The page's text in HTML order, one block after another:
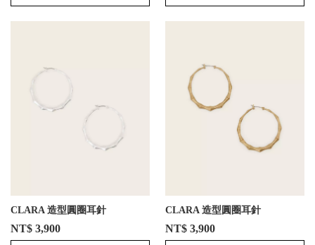
CLARA 造型圓圈耳針
NT$ 3,900
CLARA 造型圓圈耳針
NT$ 3,900